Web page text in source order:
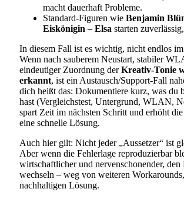
macht dauerhaft Probleme.
Standard-Figuren wie Benjamin
Eiskönigin – Elsa starten
In diesem Fall ist es wichtig, nicht endlos
Wenn nach sauberem Neustart, stabiler
eindeutiger Zuordnung derKreativ-Tonie
erkannt, ist ein Austausch/Support-Fall
dich heißt das: Dokumentiere kurz, was du
hast (Vergleichstest, Untergrund, WLAN,
spart Zeit im nächsten Schritt und erhöht
eine schnelle Lösung.
Auch hier gilt: Nicht jeder „Aussetzer“ ist
Aber wenn die Fehlerlage reproduzierbar
wirtschaftlicher und nervenschonender, den
wechseln – weg von weiteren
nachhaltigen Lösung.